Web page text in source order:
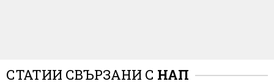
СТАТИИ СВЪРЗАНИ С НАП